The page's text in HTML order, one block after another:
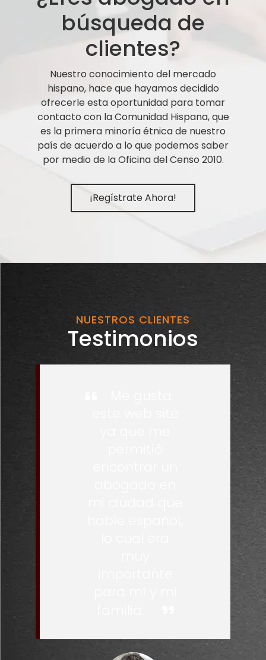
búsqueda de
clientes?
Nuestro conocimiento del mercado
hispano, hace que hayamos decidido
ofrecerle esta oportunidad para tomar
contacto con la Comunidad Hispana, que
es la primera minoría étnica de nuestro
país de acuerdo a lo que podemos saber
por medio de la Oficina del Censo 2010.
¡Regístrate Ahora!
NUESTROS CLIENTES
Testimonios